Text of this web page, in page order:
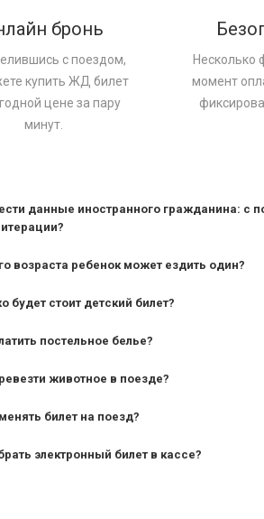
бронь
с поездом,
купить ЖД билет
цене за пару
минут.
Несколько
момент
данные иностранного гражданина: с
возраста ребенок может ездить один?
дальнего следования — от 10
будет стоит детский билет?
постельное белье?
животное в поезде?
билет на поезд?
электронный билет в кассе?